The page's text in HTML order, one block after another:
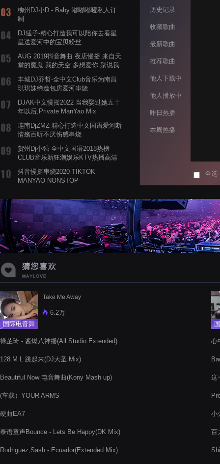
柳州DJ小D - Baby 嘟嘟嘟哑私人订
制
DJ猛子-精心打造我可以陪你去看星
星送爱河中的宝贝粉丝
AUG 2019抖音舞曲 夜店慢摇 来自天
堂的魔鬼 我的天空 多想爱你 别说我
丰城DJ乔哲-全中文Club音乐为南昌
琪琪妹缔造包房爱河串烧
DJAK中文慢摇2022 当我娶过她五十
年以后,Private ManYao Mix
连南DjZMZ-精心打造中文国语爱河断
情殇百听不厌伤感串烧
贺州Dj小强-全中文国语2018热榜
CLUB音乐新狂潮娱乐KTV热播高清
抖音慢摇串烧2020 TIKTOK
MANYAO NONSTOP
蝉爸爸妈妈爱存在夏天的风是想你的
声音啊
历史记录
收藏歌曲
最新歌曲
推荐歌曲
他人下载中
他人播放中
昨日热播
本周热播
全选
国际电音舞
Take Me Away
6.2万
禄芷琦 - 酱爆八神摇(All Studio Extended)
128.M.L 跳起来(DJ大圣 Mix)
Beautiful Now 电音舞曲(Kony Mash up)
(车载）YOUR ARMS
硬曲EA7
泰语童声Bounce - Lets Be Happy(DK Mix)
Rodriguez,Sash - Ecuador(Extended Mix)
心
这
小
百